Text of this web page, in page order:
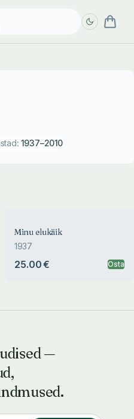
1937–2010
Minu elukäik
1937
25.00 € Osta
—